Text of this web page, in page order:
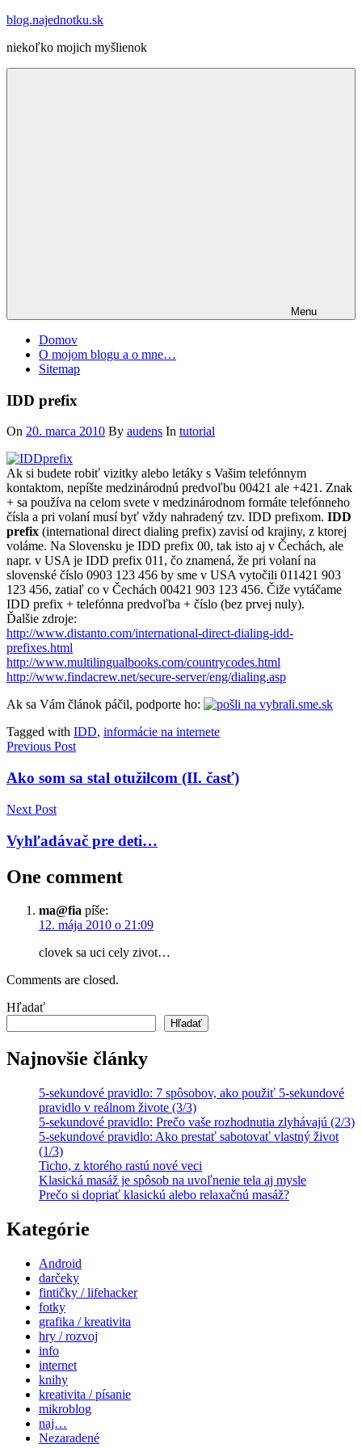
Skip
content
blog.najednotku.sk
niekoľko mojich myšlienok
Menu
Domov
O mojom blogu a o mne…
Sitemap
IDD prefix
On 20. marca 2010 By audens In tutorial
Ak si budete robiť vizitky alebo letáky s Vašim telefónnym
kontaktom, nepíšte medzinárodnú predvoľbu 00421 ale +421. Znak
+ sa používa na celom svete v medzinárodnom formáte telefónneho
čísla a pri volaní musí byť vždy nahradený tzv. IDD prefixom. IDD
prefix (international direct dialing prefix) zavisí od krajiny, z ktorej
voláme. Na Slovensku je IDD prefix 00, tak isto aj v Čechách, ale
napr. v USA je IDD prefix 011, čo znamená, že pri volaní na
slovenské číslo 0903 123 456 by sme v USA vytočili 011421 903
123 456, zatiaľ co v Čechách 00421 903 123 456. Čiže vytáčame
IDD prefix + telefónna predvoľba + číslo (bez prvej nuly).
Ďalšie zdroje:
http://www.distanto.com/international-direct-dialing-idd-
prefixes.html
http://www.multilingualbooks.com/countrycodes.html
http://www.findacrew.net/secure-server/eng/dialing.asp
Ak sa Vám článok páčil, podporte ho:
Tagged with IDD, informácie na internete
Navigácia
v
Previous Post
Ako som sa stal otužilcom (II. časť)
Next Post
Vyhľadávač pre deti…
One comment
ma@fia píše:
12. mája 2010 o 21:09
clovek sa uci cely zivot…
Comments are closed.
Hľadať
Hľadať
Najnovšie články
5-sekundové pravidlo: 7 spôsobov, ako použiť 5-sekundové
pravidlo v reálnom živote (3/3)
5-sekundové pravidlo: Prečo vaše rozhodnutia zlyhávajú (2/3)
5-sekundové pravidlo: Ako prestať sabotovať vlastný život
(1/3)
Ticho, z ktorého rastú nové veci
Klasická masáž je spôsob na uvoľnenie tela aj mysle
Prečo si dopriať klasickú alebo relaxačnú masáž?
Kategórie
Android
darčeky
fintičky / lifehacker
fotky
grafika / kreativita
hry / rozvoj
info
internet
knihy
kreativita / písanie
mikroblog
naj…
Nezaradené